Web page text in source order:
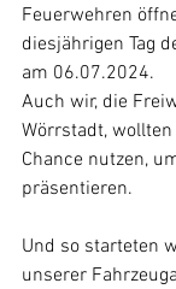
Feuerwehren
diesjährigen Tag
am 06.07.2024.
Auch wir, die
Wörrstadt, wollten
Chance nutzen,
präsentieren.
Und so starteten
unserer